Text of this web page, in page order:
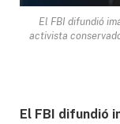
El FBI difundió
activista
El FBI difundió